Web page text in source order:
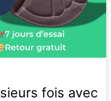
fois avec